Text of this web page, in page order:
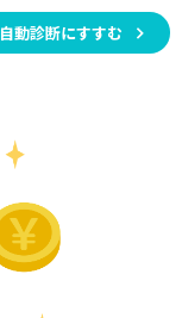
自動診断にすすむ